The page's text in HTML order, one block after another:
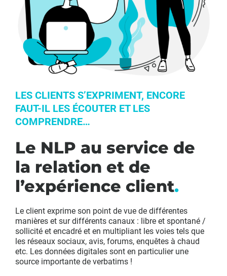
LES CLIENTS S’EXPRIMENT, ENCORE
FAUT-IL LES ÉCOUTER ET LES
COMPRENDRE…
Le NLP au service de
la relation et de
l’expérience client.
Le client exprime son point de vue de différentes
manières et sur différents canaux : libre et spontané /
sollicité et encadré et en multipliant les voies tels que
les réseaux sociaux, avis, forums, enquêtes à chaud
etc. Les données digitales sont en particulier une
source importante de verbatims !